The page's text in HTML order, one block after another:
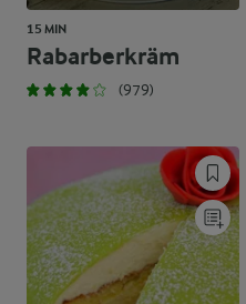
15 MIN
Rabarberkräm
(979)